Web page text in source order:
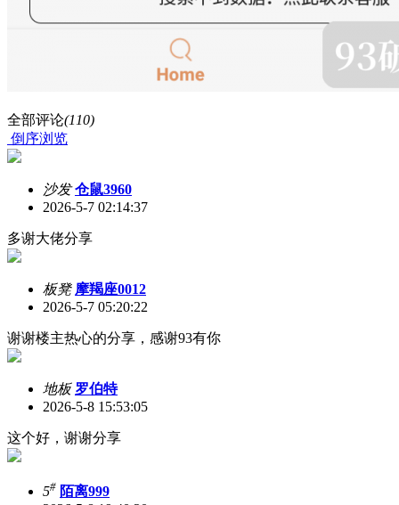
全部评论(110)
倒序浏览
沙发 仓鼠3960
2026-5-7 02:14:37
多谢大佬分享
板凳 摩羯座0012
2026-5-7 05:20:22
谢谢楼主热心的分享，感谢93有你
地板 罗伯特
2026-5-8 15:53:05
这个好，谢谢分享
5# 陌离999